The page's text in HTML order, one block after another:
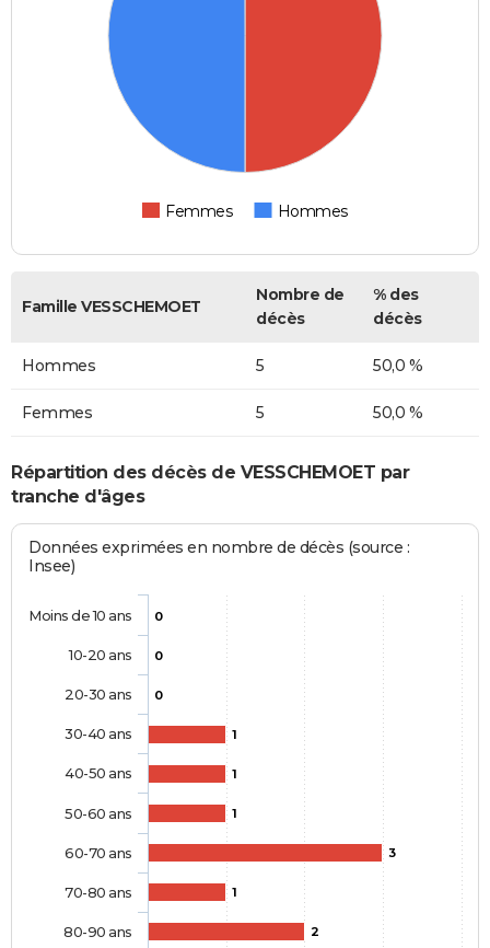
Femmes Hommes
Famille VESSCHEMOET
Nombre de
décès
% des
décès
Hommes 5 50,0 %
Femmes 5 50,0 %
Répartition des décès de VESSCHEMOET par
tranche d'âges
Données exprimées en nombre de décès (source :
Insee)
0
0
0
1
1
1
3
1
2
Moins de 10 ans
10-20 ans
20-30 ans
30-40 ans
40-50 ans
50-60 ans
60-70 ans
70-80 ans
80-90 ans